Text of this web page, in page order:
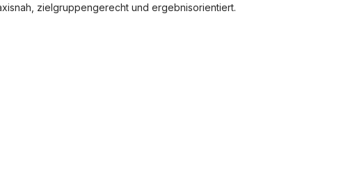
zielgruppengerecht und ergebnisorientiert.